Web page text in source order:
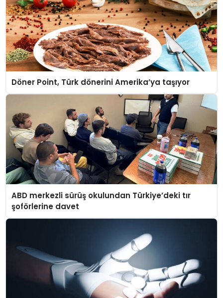
Döner Point, Türk dönerini Amerika’ya taşıyor
ABD merkezli sürüş okulundan Türkiye’deki tır
şoförlerine davet